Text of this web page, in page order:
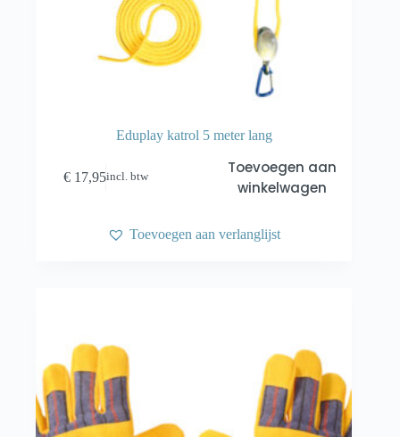
Eduplay katrol 5 meter lang
€ 17,95incl. btw
Toevoegen aan
winkelwagen
Toevoegen aan verlanglijst